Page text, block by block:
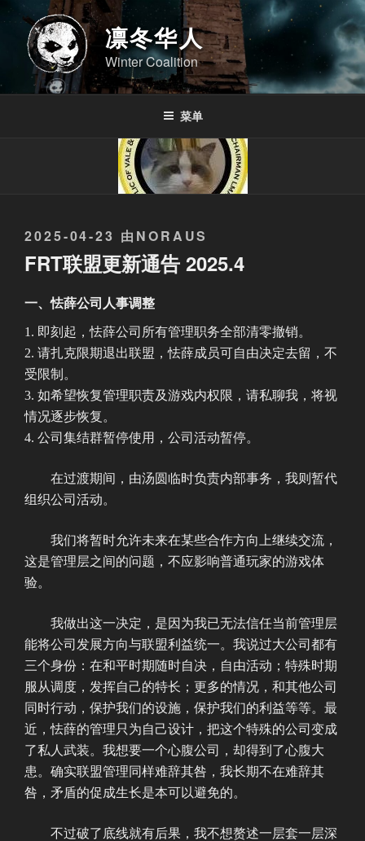
跳
凛冬华人
Winter Coalition
菜单
发
布
于
2025-04-23 由 NORAUS
FRT联盟更新通告 2025.4
一、怯薛公司人事调整
即刻起，怯薛公司所有管理职务全部清零撤销。
请扎克限期退出联盟，怯薛成员可自由决定去留，不
受限制。
如希望恢复管理职责及游戏内权限，请私聊我，将视
情况逐步恢复。
公司集结群暂停使用，公司活动暂停。
在过渡期间，由汤圆临时负责内部事务，我则暂代
组织公司活动。
我们将暂时允许未来在某些合作方向上继续交流，
这是管理层之间的问题，不应影响普通玩家的游戏体
验。
我做出这一决定，是因为我已无法信任当前管理层
能将公司发展方向与联盟利益统一。我说过大公司都有
三个身份：在和平时期随时自决，自由活动；特殊时期
服从调度，发挥自己的特长；更多的情况，和其他公司
同时行动，保护我们的设施，保护我们的利益等等。最
近，怯薛的管理只为自己设计，把这个特殊的公司变成
了私人武装。我想要一个心腹公司，却得到了心腹大
患。确实联盟管理同样难辞其咎，我长期不在难辞其
咎，矛盾的促成生长是本可以避免的。
不过破了底线就有后果，我不想赘述一层套一层深